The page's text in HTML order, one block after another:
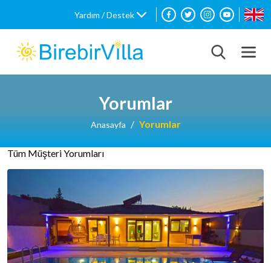
Yardım / Destek
Yorumlar
Anasayfa Yorumlar
Tüm Müşteri Yorumları